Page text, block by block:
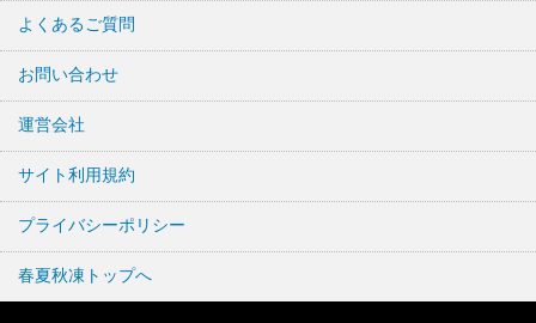
よくあるご質問
お問い合わせ
運営会社
サイト利用規約
プライバシーポリシー
春夏秋凍トップへ